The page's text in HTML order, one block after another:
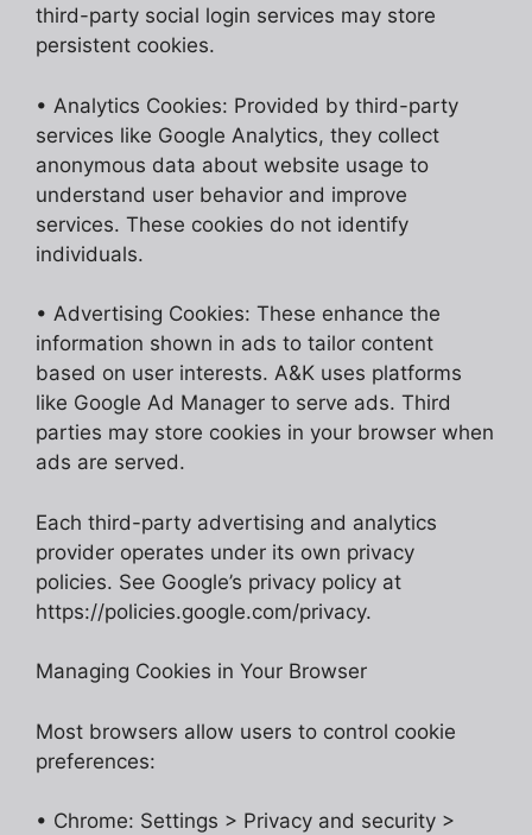
third-party social login services may store
persistent cookies.
• Analytics Cookies: Provided by third-party
services like Google Analytics, they collect
anonymous data about website usage to
understand user behavior and improve
services. These cookies do not identify
individuals.
• Advertising Cookies: These enhance the
information shown in ads to tailor content
based on user interests. A&K uses platforms
like Google Ad Manager to serve ads. Third
parties may store cookies in your browser when
ads are served.
Each third-party advertising and analytics
provider operates under its own privacy
policies. See Google’s privacy policy at
https://policies.google.com/privacy.
Managing Cookies in Your Browser
Most browsers allow users to control cookie
preferences:
• Chrome: Settings > Privacy and security >